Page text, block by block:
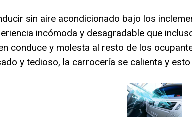
sin aire acondicionado bajo los
incómoda y desagradable que
conduce y molesta al resto de los
y tedioso, la carrocería se calienta y